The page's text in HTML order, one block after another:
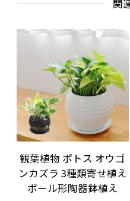
関
観葉植物 ポトス オウゴ
ンカズラ 3種類寄せ植え
ボール形陶器鉢植え